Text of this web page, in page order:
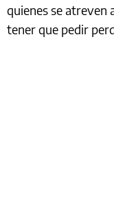
quienes se atreven
tener que pedir